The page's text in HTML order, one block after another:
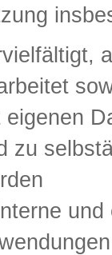
eigenen
zu